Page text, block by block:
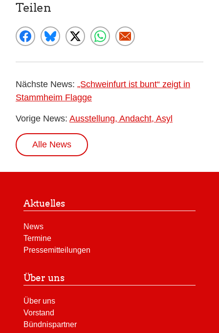
Teilen
Nächste News: „Schweinfurt ist bunt“ zeigt in
Stammheim Flagge
Vorige News: Ausstellung, Andacht, Asyl
Alle News
Aktuelles
News
Termine
Pressemitteilungen
Über uns
Über uns
Vorstand
Bündnispartner